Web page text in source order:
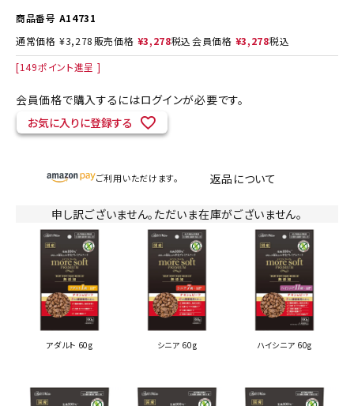
商品番号 A14731
通常価格 ¥3,278 販売価格 ¥3,278税込会員価格 ¥3,278税込
[149ポイント進呈 ]
会員価格で購入するにはログインが必要です。
お気に入りに登録する
ご利用いただけます。 返品について
申し訳ございません。ただいま在庫がございません。
アダルト 60g シニア 60g ハイシニア 60g